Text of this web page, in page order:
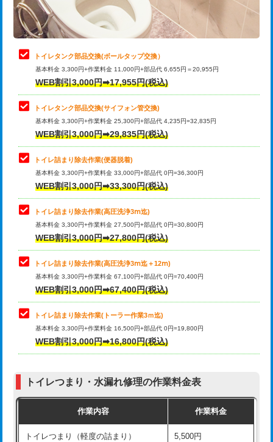
トイレタンク部品交換(ボールタップ交換）
基本料金 3,300円+作業料金 11,000円+部品代 6,655円＝20,955円
WEB割引3,000円➡17,955円(税込)
トイレタンク部品交換(サイフォン管交換)
基本料金 3,300円+作業料金 25,300円+部品代 4,235円=32,835円
WEB割引3,000円➡29,835円(税込)
トイレ詰まり除去作業(便器脱着)
基本料金 3,300円+作業料金 33,000円+部品代 0円=36,300円
WEB割引3,000円➡33,300円(税込)
トイレ詰まり除去作業(高圧洗浄3ⅿ迄)
基本料金 3,300円+作業料金 27,500円+部品代 0円=30,800円
WEB割引3,000円➡27,800円(税込)
トイレ詰まり除去作業(高圧洗浄3ⅿ迄＋12ⅿ)
基本料金 3,300円+作業料金 67,100円+部品代 0円=70,400円
WEB割引3,000円➡67,400円(税込)
トイレ詰まり除去作業(トーラー作業3ｍ迄)
基本料金 3,300円+作業料金 16,500円+部品代 0円=19,800円
WEB割引3,000円➡16,800円(税込)
トイレつまり・水漏れ修理の作業料金表
作業内容 作業料金
トイレつまり（軽度の詰まり） 5,500円